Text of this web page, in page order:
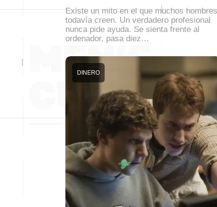
Existe un mito en el que muchos hombres
todavía creen. Un verdadero profesional
nunca pide ayuda. Se sienta frente al
ordenador, pasa diez…
DINERO